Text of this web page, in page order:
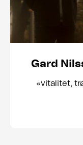
Gard
«vitalitet,